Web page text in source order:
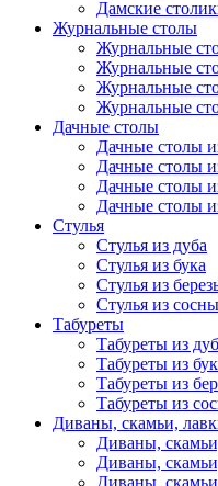
Дамские
Журнальные столы
Журнальные
Журнальные
Журнальные
Журнальные
Дачные столы
Дачные столы
Дачные столы
Дачные столы
Дачные столы
Стулья
Стулья из дуба
Стулья из бука
Стулья из
Стулья из сосны
Табуреты
Табуреты из
Табуреты из
Табуреты из
Табуреты из
Диваны, скамьи,
Диваны,
Диваны,
Диваны,